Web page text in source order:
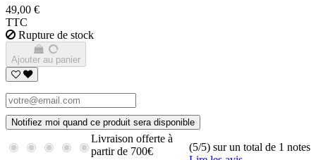
49,00 €
TTC
Rupture de stock
Ajouter au panier
Notifiez moi quand ce produit sera disponible
(5/5) sur un total de 1 notes
Livraison offerte à
partir de 700€